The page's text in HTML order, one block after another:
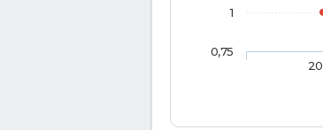
0,75
1